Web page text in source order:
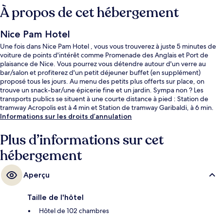
À propos de cet hébergement
Nice Pam Hotel
Une fois dans Nice Pam Hotel , vous vous trouverez à juste 5 minutes de
voiture de points d'intérêt comme Promenade des Anglais et Port de
plaisance de Nice. Vous pourrez vous détendre autour d'un verre au
bar/salon et profiterez d'un petit déjeuner buffet (en supplément)
proposé tous les jours. Au menu des petits plus offerts sur place, on
trouve un snack-bar/une épicerie fine et un jardin. Sympa non ? Les
transports publics se situent à une courte distance à pied : Station de
tramway Acropolis est à 4 min et Station de tramway Garibaldi, à 6 min.
Informations sur les droits d’annulation
Plus d’informations sur cet
hébergement
Aperçu
Taille de l'hôtel
Hôtel de 102 chambres